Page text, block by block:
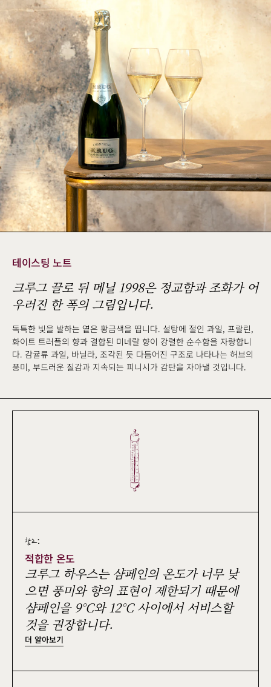
테이스팅 노트
크루그 끌로 뒤 메닐 1998은 정교함과 조화가 어
우러진 한 폭의 그림입니다.
독특한 빛을 발하는 옅은 황금색을 띱니다. 설탕에 절인 과일, 프랄린,
화이트 트러플의 향과 결합된 미네랄 향이 강렬한 순수함을 자랑합니
다. 감귤류 과일, 바닐라, 조각된 듯 다듬어진 구조로 나타나는 허브의
풍미, 부드러운 질감과 지속되는 피니시가 감탄을 자아낼 것입니다.
참고:
적합한 온도
크루그 하우스는 샴페인의 온도가 너무 낮
으면 풍미와 향의 표현이 제한되기 때문에
샴페인을 9°C와 12°C 사이에서 서비스할
것을 권장합니다.
더 알아보기